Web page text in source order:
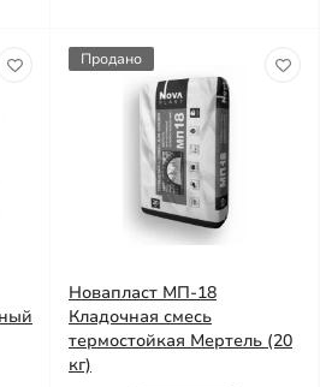
Продано
Новапласт МП-18
Кладочная смесь
термостойкая Мертель (20
кг)